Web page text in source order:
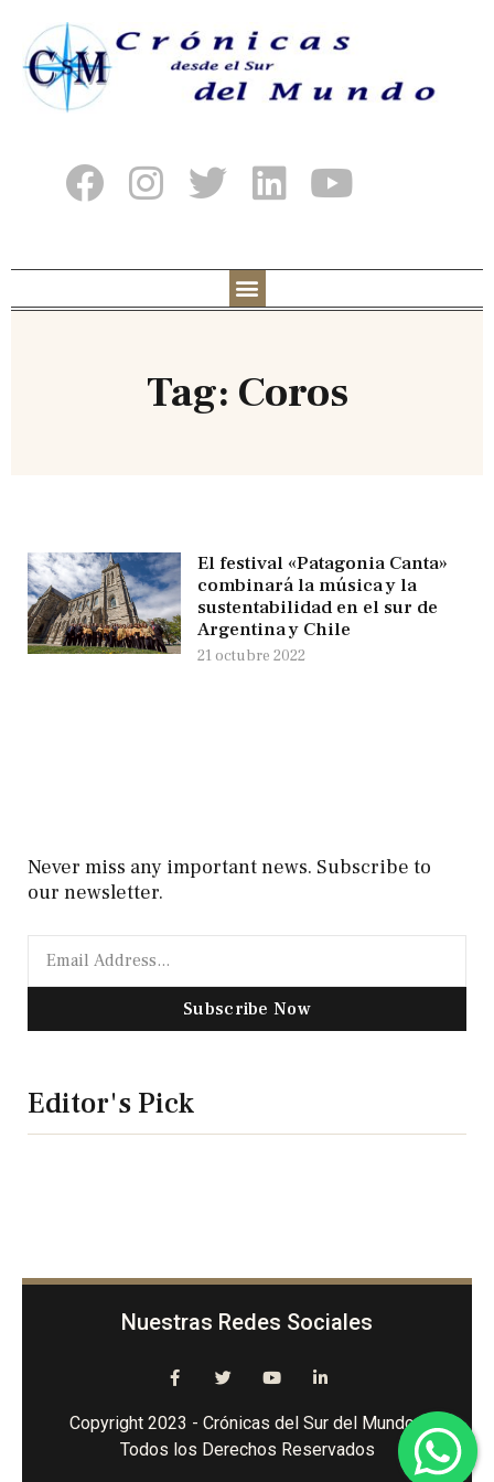
Tag: Coros
El festival «Patagonia Canta»
combinará la música y la
sustentabilidad en el sur de
Argentina y Chile
21 octubre 2022
Never miss any important news. Subscribe to
our newsletter.
Subscribe Now
Editor's Pick
Nuestras Redes Sociales
Copyright 2023 - Crónicas del Sur del Mundo -
Todos los Derechos Reservados